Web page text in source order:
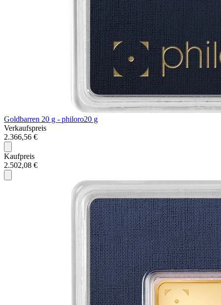
Goldbarren 20 g - philoro20 g
Verkaufspreis
2.366,56 €
Kaufpreis
2.502,08 €